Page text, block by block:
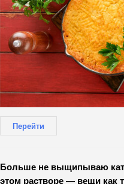
Перейти
Больше не выщипываю
этом растворе — вещи как